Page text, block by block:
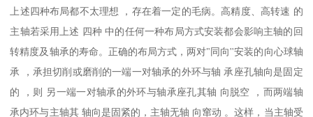
上述四种布局都不太理想 ，存在着一定的毛病。高精度、高转速 的
主轴若采用上述 四种 中的任何一种布局方式安装都会影响主轴的回
转精度及轴承的寿命。正确的布局方式，两对"同向''安装的向心球轴
承 ，承担切削或磨削的一端一对轴承的外环与轴 承座孔轴向是固定
的 ，则 另一端一对轴承的外环与轴承座孔其轴 向脱空 ，而两端轴
承内环与主轴其 轴向是固紧的，主轴无轴 向窜动 。这样，当主轴受